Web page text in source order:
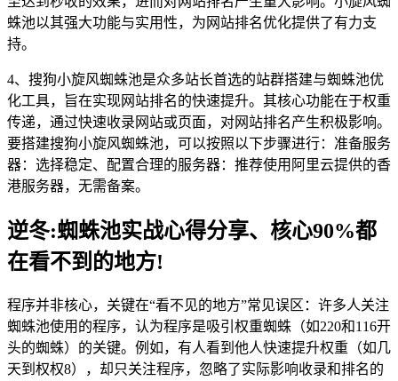
蛛池以其强大功能与实用性，为网站排名优化提供了有力支
持。
4、搜狗小旋风蜘蛛池是众多站长首选的站群搭建与蜘蛛池优
化工具，旨在实现网站排名的快速提升。其核心功能在于权重
传递，通过快速收录网站或页面，对网站排名产生积极影响。
要搭建搜狗小旋风蜘蛛池，可以按照以下步骤进行：准备服务
器：选择稳定、配置合理的服务器：推荐使用阿里云提供的香
港服务器，无需备案。
逆冬:蜘蛛池实战心得分享、核心90%都
在看不到的地方!
程序并非核心，关键在“看不见的地方”常见误区：许多人关注
蜘蛛池使用的程序，认为程序是吸引权重蜘蛛（如220和116开
头的蜘蛛）的关键。例如，有人看到他人快速提升权重（如几
天到权权8），却只关注程序，忽略了实际影响收录和排名的